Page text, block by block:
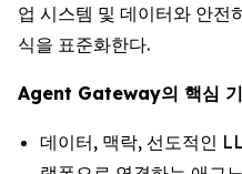
업 시스템 및 데이터와 안전
식을 표준화한다.
Agent Gateway의 핵심 기
데이터, 맥락, 선도적인